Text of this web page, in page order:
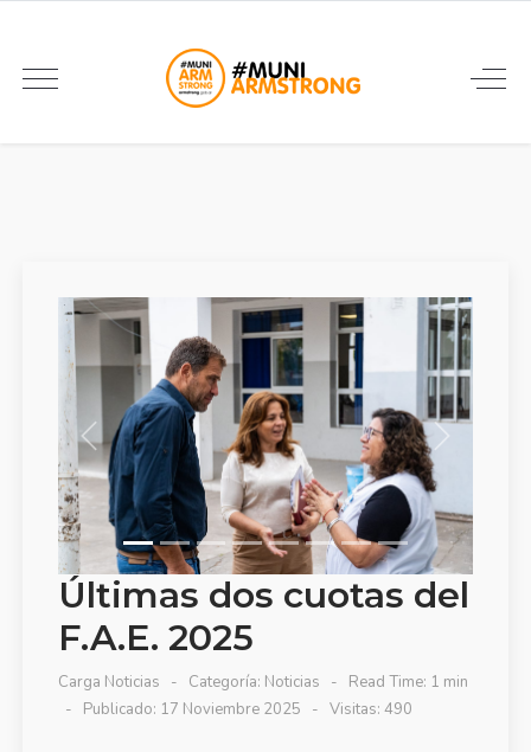
Últimas dos cuotas del
F.A.E. 2025
Carga Noticias Categoría: Noticias
Read Time: 1 min
Publicado: 17 Noviembre 2025
Visitas: 490